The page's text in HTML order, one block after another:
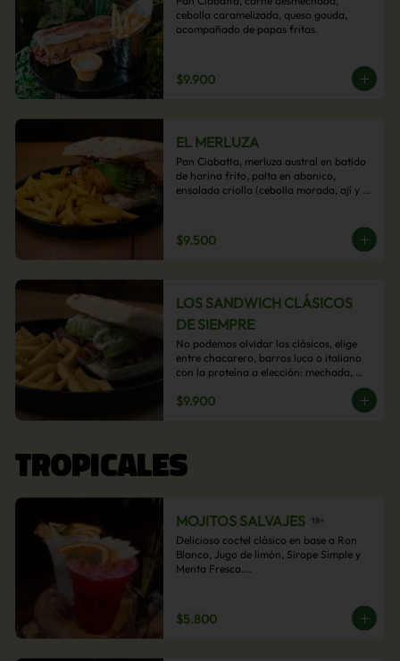
cebolla caramelizada, queso gouda,
acompañado de papas fritas.
$9.900
EL MERLUZA
Pan Ciabatta, merluza austral en batido
de harina frito, palta en abanico,
ensalada criolla (cebolla morada, ají y
$9.500
LOS SANDWICH CLÁSICOS
DE SIEMPRE
No podemos olvidar los clásicos, elige
entre chacarero, barros luco o italiano
con la proteína a elección: mechada,
acompañamiento de papas fritas.
$9.900
TROPICALES
MOJITOS SALVAJES
Delicioso coctel clásico en base a Ron
Blanco, Jugo de limón, Sirope Simple y
Menta Fresca.
$5.800